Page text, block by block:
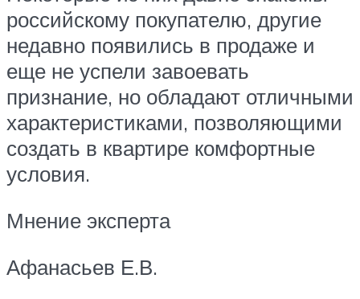
российскому покупателю, другие
недавно появились в продаже и
еще не успели завоевать
признание, но обладают отличными
характеристиками, позволяющими
создать в квартире комфортные
условия.
Мнение эксперта
Афанасьев Е.В.